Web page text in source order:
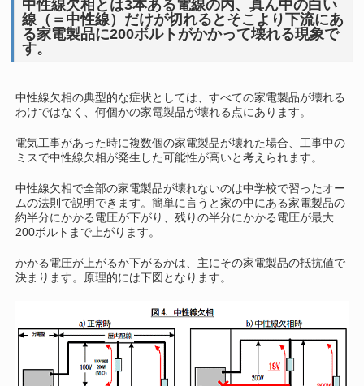
中性線欠相とは3本ある電線の内、真ん中の白い
線（＝中性線）だけが切れるとそこより下流にあ
る家電製品に200ボルトがかかって壊れる現象で
す。
中性線欠相の典型的な症状としては、すべての家電製品が壊れる
わけではなく、何個かの家電製品が壊れる点にあります。
電気工事があった時に複数個の家電製品が壊れた場合、工事中の
ミスで中性線欠相が発生した可能性が高いと考えられます。
中性線欠相で全部の家電製品が壊れないのは中学校で習ったオー
ムの法則で説明できます。簡単に言うと家の中にある家電製品の
約半分にかかる電圧が下がり、残りの半分にかかる電圧が最大
200ボルトまで上がります。
かかる電圧が上がるか下がるかは、主にその家電製品の抵抗値で
決まります。原理的には下図となります。